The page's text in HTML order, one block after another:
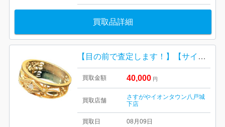
買取品詳細
【目の前で査定します！】【サイズアウト】K18(18金)リング
買取金額 40,000 円
買取店舗
さすがやイオンタウン八戸城
下店
買取日 08月09日